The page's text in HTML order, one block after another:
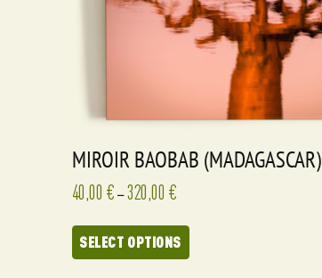
MIROIR BAOBAB (MADAGASCAR)
40,00 € –320,00 €
SELECT OPTIONS